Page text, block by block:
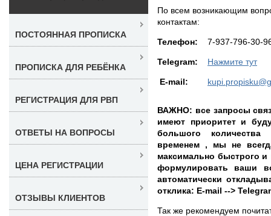
По всем возникающим
контактам:
Teлефон: 7-937-796-30-
Telegram: Нажмите тут
E-mail:
ВАЖНО: все запросы
имеют приоритет и
большого
временем , мы не
максимально быстрого и
формулировать ваши
автоматически
отклика: E-mail -->
Так же рекомендуем
ПОСТОЯННАЯ ПРОПИСКА
ПРОПИСКА ДЛЯ РЕБЁНКА
РЕГИСТРАЦИЯ ДЛЯ РВП
ОТВЕТЫ НА ВОПРОСЫ
ЦЕНА РЕГИСТРАЦИИ
ОТЗЫВЫ КЛИЕНТОВ